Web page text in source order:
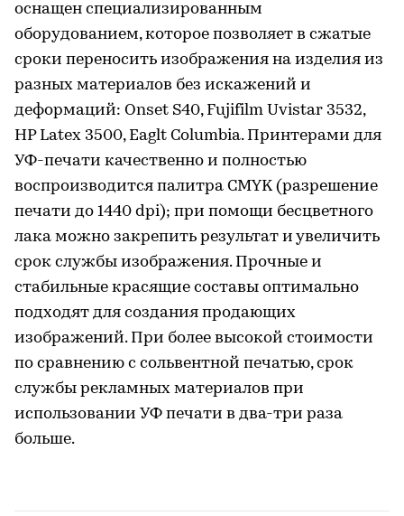
оснащен специализированным
оборудованием, которое позволяет в сжатые
сроки переносить изображения на изделия из
разных материалов без искажений и
деформаций: Onset S40, Fujifilm Uvistar 3532,
HP Latex 3500, Eaglt Columbia. Принтерами для
УФ-печати качественно и полностью
воспроизводится палитра CMYK (разрешение
печати до 1440 dpi); при помощи бесцветного
лака можно закрепить результат и увеличить
срок службы изображения. Прочные и
стабильные красящие составы оптимально
подходят для создания продающих
изображений. При более высокой стоимости
по сравнению с сольвентной печатью, срок
службы рекламных материалов при
использовании УФ печати в два-три раза
больше.